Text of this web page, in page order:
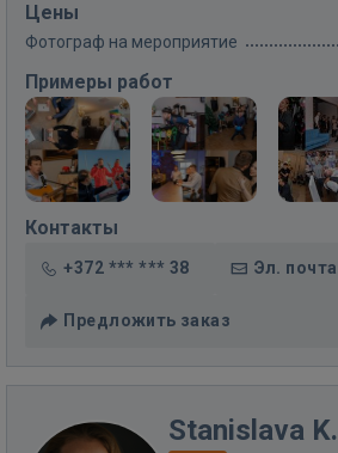
Цены
Фотограф на мероприятие
Примеры работ
Контакты
+372 *** *** 38 Эл. почта
Предложить заказ
Stanislava K.